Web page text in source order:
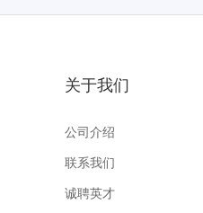
关于我们
公司介绍
联系我们
诚聘英才